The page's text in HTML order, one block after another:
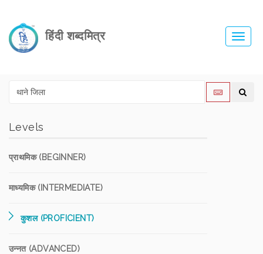
हिंदी शब्दमित्र
Levels
प्राथमिक (BEGINNER)
माध्यमिक (INTERMEDIATE)
कुशल (PROFICIENT)
उन्नत (ADVANCED)